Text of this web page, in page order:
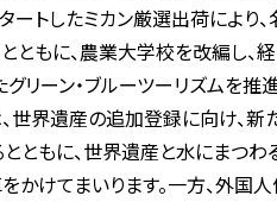
ートしたミカン厳選出荷によ
ともに、農業大学校を改編し
リーン・ブルーツーリズムを推
界遺産の追加登録に向け、新
ともに、世界遺産と水にまつ
かけてまいります。一方、外